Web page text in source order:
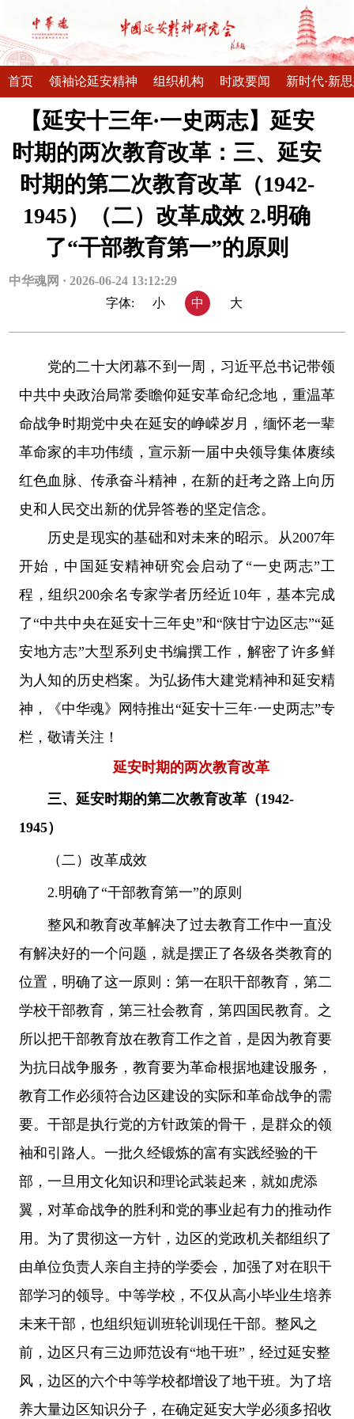
首页 领袖论延安精神 组织机构 时政要闻 新时代·新
【延安十三年·一史两志】延安
时期的两次教育改革：三、延安
时期的第二次教育改革（1942-
1945）（二）改革成效 2.明确
了“干部教育第一”的原则
中华魂网 · 2026-06-24 13:12:29
字体:
小 中 大
党的二十大闭幕不到一周，习近平总书记带领
中共中央政治局常委瞻仰延安革命纪念地，重温革
命战争时期党中央在延安的峥嵘岁月，缅怀老一辈
革命家的丰功伟绩，宣示新一届中央领导集体赓续
红色血脉、传承奋斗精神，在新的赶考之路上向历
史和人民交出新的优异答卷的坚定信念。
历史是现实的基础和对未来的昭示。从2007年
开始，中国延安精神研究会启动了“一史两志”工
程，组织200余名专家学者历经近10年，基本完成
了“中共中央在延安十三年史”和“陕甘宁边区志”“延
安地方志”大型系列史书编撰工作，解密了许多鲜
为人知的历史档案。为弘扬伟大建党精神和延安精
神，《中华魂》网特推出“延安十三年·一史两志”专
栏，敬请关注！
延安时期的两次教育改革
三、延安时期的第二次教育改革（1942-
1945）
（二）改革成效
2.明确了“干部教育第一”的原则
整风和教育改革解决了过去教育工作中一直没
有解决好的一个问题，就是摆正了各级各类教育的
位置，明确了这一原则：第一在职干部教育，第二
学校干部教育，第三社会教育，第四国民教育。之
所以把干部教育放在教育工作之首，是因为教育要
为抗日战争服务，教育要为革命根据地建设服务，
教育工作必须符合边区建设的实际和革命战争的需
要。干部是执行党的方针政策的骨干，是群众的领
袖和引路人。一批久经锻炼的富有实践经验的干
部，一旦用文化知识和理论武装起来，就如虎添
翼，对革命战争的胜利和党的事业起有力的推动作
用。为了贯彻这一方针，边区的党政机关都组织了
由单位负责人亲自主持的学委会，加强了对在职干
部学习的领导。中等学校，不仅从高小毕业生培养
未来干部，也组织短训班轮训现任干部。整风之
前，边区只有三边师范设有“地干班”，经过延安整
风，边区的六个中等学校都增设了地干班。为了培
养大量边区知识分子，在确定延安大学必须多招收